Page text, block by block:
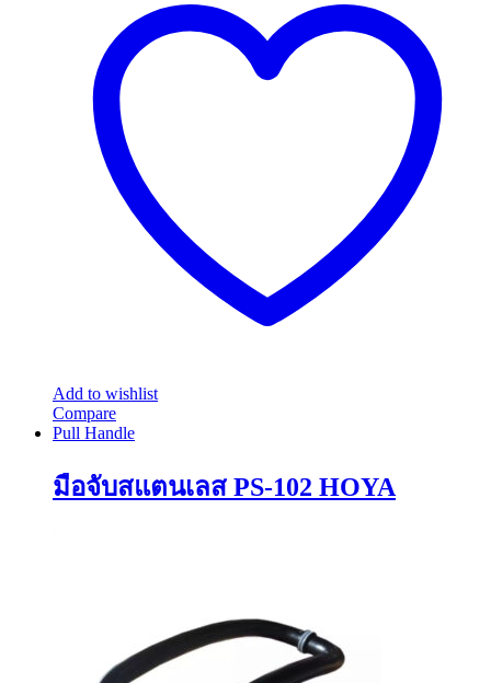
options
chosen
Add to wishlist
Compare
Pull Handle
มือจับสแตนเลส PS-102 HOYA